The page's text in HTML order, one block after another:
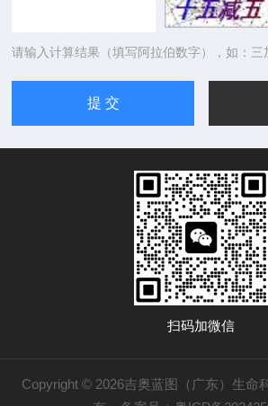
请输入计算结果（填写阿拉伯数字），如：三
扫码加微信
Copyright © 2026吉奥蓝图（广东）生命